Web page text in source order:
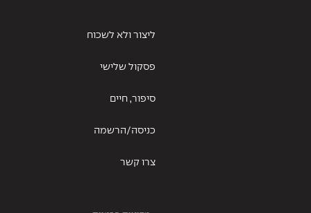
ליצור ולא לשכוח
פסקול שלישי
סיפור, חיים
כניסה/הרשמה
צרו קשר